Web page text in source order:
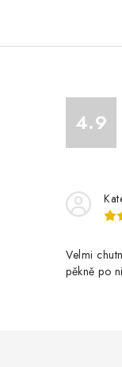
4.9
Velmi
pěkně po